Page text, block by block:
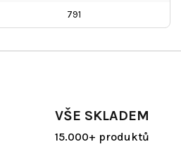
VŠE SKLADEM
15.000+ produktů
791